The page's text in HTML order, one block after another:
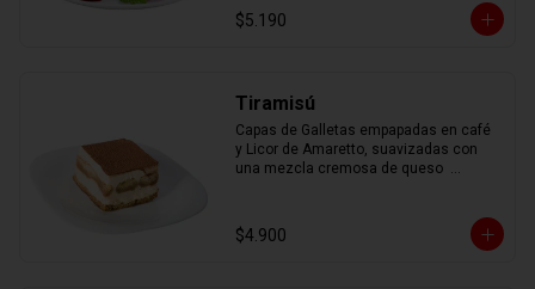
$5.190
Tiramisú
Capas de Galletas empapadas en café
y Licor de Amaretto, suavizadas con
una mezcla cremosa de queso
$4.900